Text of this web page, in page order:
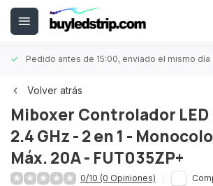
Pedido antes de 15:00, enviado el mismo día
Volver atrás
Miboxer Controlador LED
2.4 GHz - 2 en 1 -
Máx. 20A - FUT035ZP+
0/10 (0 Opiniones)